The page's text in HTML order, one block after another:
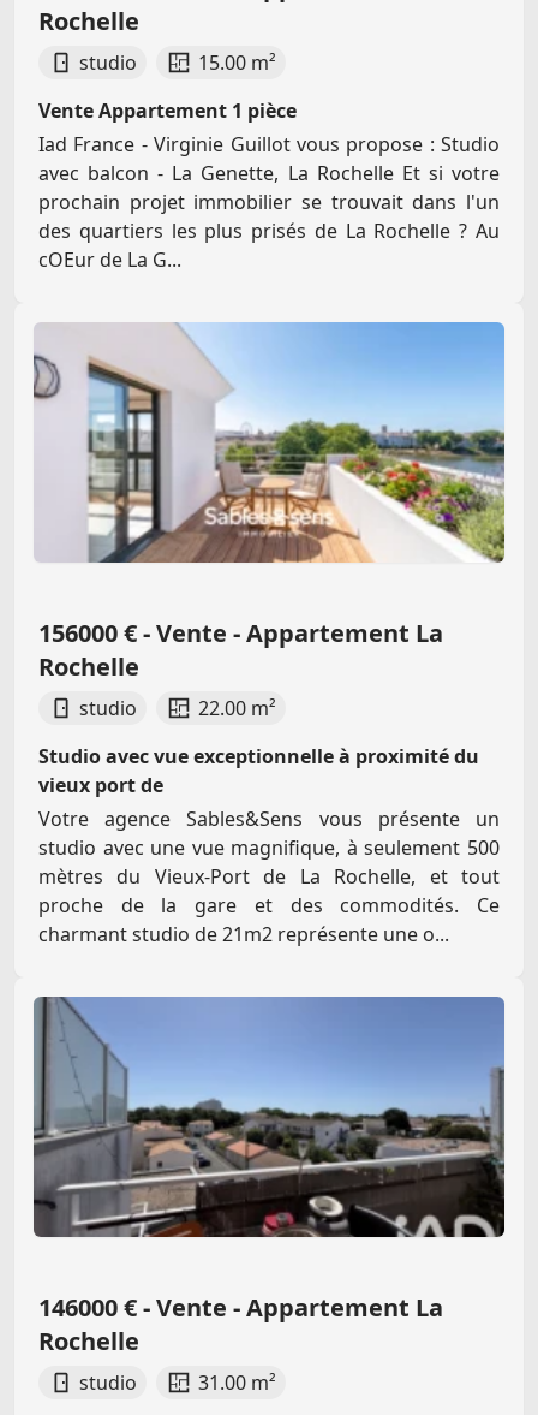
Rochelle
studio
15.00 m²
Vente Appartement 1 pièce
Iad France - Virginie Guillot vous propose : Studio
avec balcon - La Genette, La Rochelle Et si votre
prochain projet immobilier se trouvait dans l'un
des quartiers les plus prisés de La Rochelle ? Au
cOEur de La G...
156000 € - Vente - Appartement La
Rochelle
studio
22.00 m²
Studio avec vue exceptionnelle à proximité du
vieux port de
Votre agence Sables&Sens vous présente un
studio avec une vue magnifique, à seulement 500
mètres du Vieux-Port de La Rochelle, et tout
proche de la gare et des commodités. Ce
charmant studio de 21m2 représente une o...
146000 € - Vente - Appartement La
Rochelle
studio
31.00 m²